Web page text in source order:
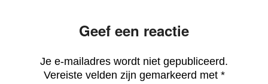
Geef een reactie
Je e-mailadres wordt niet gepubliceerd.
Vereiste velden zijn gemarkeerd met *